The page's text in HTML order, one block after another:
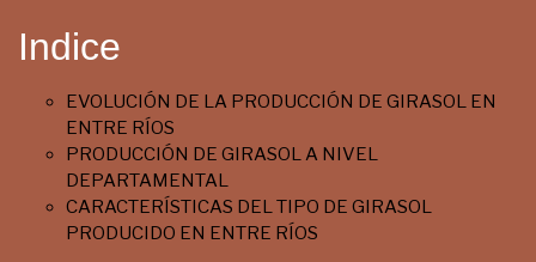
Indice
EVOLUCIÓN DE LA PRODUCCIÓN DE GIRASOL EN
ENTRE RÍOS
PRODUCCIÓN DE GIRASOL A NIVEL
DEPARTAMENTAL
CARACTERÍSTICAS DEL TIPO DE GIRASOL
PRODUCIDO EN ENTRE RÍOS